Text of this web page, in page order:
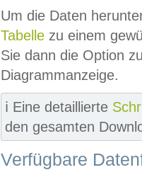
Um die Daten
Tabelle zu einem
Sie dann die Option
Diagrammanzeige.
ℹ️ Eine detaillierte
den gesamten
Verfügbare